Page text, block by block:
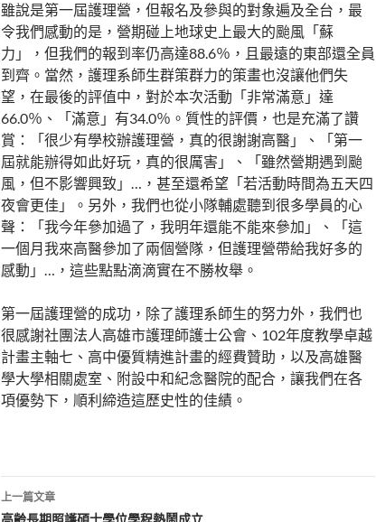
雖說是第一屆護理營，但報名及參與的對象遍及全台，最
令我們感動的是，營期碰上地球史上最大的颱風「蘇
力」，但我們的報到率仍高達88.6％，且最遠的東部還全員
到齊。當然，護理系師生群策群力的策畫也沒讓他們失
望，在最後的評值中，對於本次活動「非常滿意」達
66.0％、「滿意」有34.0％。質性的評價，也是充滿了讚
賞：「很少有學校辦護理營，真的很謝謝高醫」、「第一
屆就能辦得如此好玩，真的很厲害」、「雖然營期遇到颱
風，但不影響興致」…，甚至還希望「若活動時間為五天四
夜會更佳」。另外，我們也從小隊輔處聽到很多學員的心
聲：「我今年參加過了，我明年還能不能來參加」、「這
一個月我來高醫參加了兩個營隊，但護理營帶給我好多的
感動」…，這些點點滴滴實在不勝枚舉。
第一屆護理營的成功，除了護理系師生的努力外，我們也
很感謝社團法人高雄市護理師護士公會、102年度教學卓越
計畫主軸七、高中優質精進計畫的經費贊助，以及高雄醫
學大學相關處室、附設中和紀念醫院的配合，讓我們在各
項優勢下，順利締造這歷史性的佳績。
文
上一篇文章
高齡長期照護碩士學位學程熱鬧成立